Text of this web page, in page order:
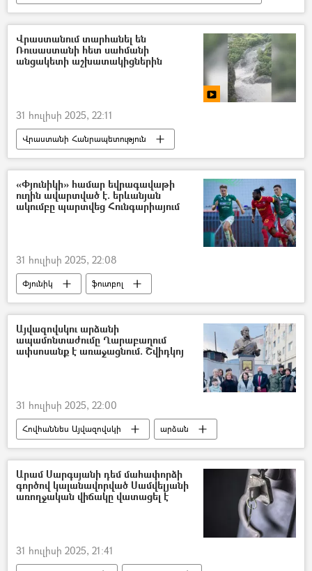
Զապորոժիե
Ուկրաինա
Ռուսաստան
Պատերազմ Զոհ
Վրաստանում տարհանել են
Ռուսաստանի հետ սահմանի
անցակետի աշխատակիցներին
31 հուլիսի 2025, 22:11
Վրաստանի Հանրապետություն
Ռուսաստան
Սահման
անցակետ
Տեսանյութեր
տեսանյութ
«Փյունիկի» համար եվրագավաթի
ուղին ավարտված է. երևանյան
ակումբը պարտվեց Հունգարիայում
31 հուլիսի 2025, 22:08
Փյունիկ
ֆուտբոլ
Կոնֆերենցիաների լիգա
Այվազովսկու արձանի
ապամոնտաժումը Ղարաբաղում
ափսոսանք է առաջացնում. Շվիդկոյ
31 հուլիսի 2025, 22:00
Հովհաննես Այվազովսկի
արձան
Արցախ
Լեռնային Ղարաբաղ
Միխայիլ Շվիդկոյ
Ադրբեջան
Արամ Սարգսյանի դեմ մահափորձի
գործով կալանավորված Սամվելյանի
առողջական վիճակը վատացել է
31 հուլիսի 2025, 21:41